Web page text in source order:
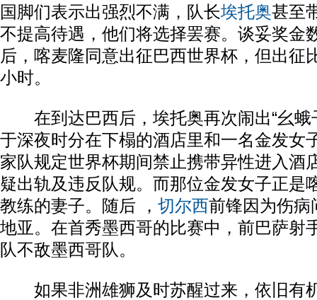
国脚们表示出强烈不满，队长埃托奥甚至
不提高待遇，他们将选择罢赛。谈妥奖金
后，喀麦隆同意出征巴西世界杯，但出征
小时。
在到达巴西后，埃托奥再次闹出“幺蛾
于深夜时分在下榻的酒店里和一名金发女
家队规定世界杯期间禁止携带异性进入酒
疑出轨及违反队规。而那位金发女子正是
教练的妻子。随后 ， 切尔西前锋因为伤病
地亚。在首秀墨西哥的比赛中，前巴萨射
队不敌墨西哥队。
如果非洲雄狮及时苏醒过来，依旧有